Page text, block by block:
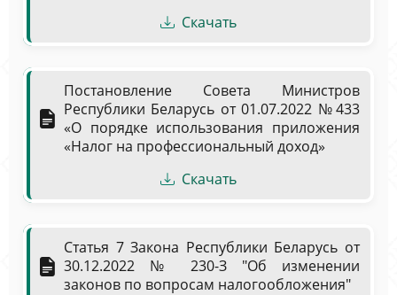
Скачать
Постановление Совета Министров
Республики Беларусь от 01.07.2022 № 433
«‎О порядке использования приложения
«Налог на профессиональный доход»
Скачать
Статья 7 Закона Республики Беларусь от
30.12.2022 № 230-З "Об изменении
законов по вопросам налогообложения"